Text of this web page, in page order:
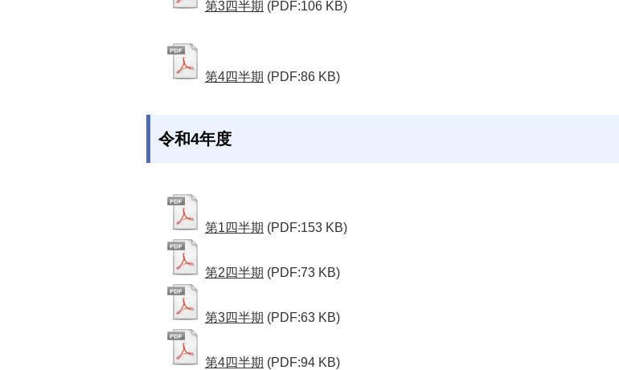
第3四半期 (PDF:106 KB)
第4四半期 (PDF:86 KB)
令和4年度
第1四半期 (PDF:153 KB)
第2四半期 (PDF:73 KB)
第3四半期 (PDF:63 KB)
第4四半期 (PDF:94 KB)